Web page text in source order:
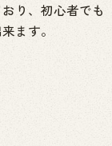
り、初心者でも
ます。